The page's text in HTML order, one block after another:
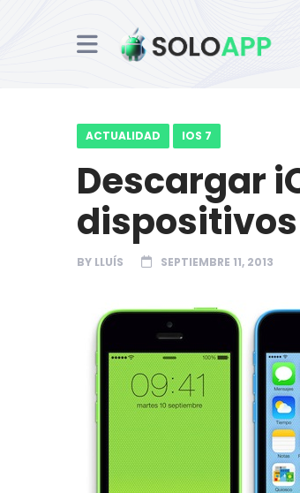
ACTUALIDAD IOS 7
Descargar
BY LLUÍS SEPTIEMBRE 11, 2013